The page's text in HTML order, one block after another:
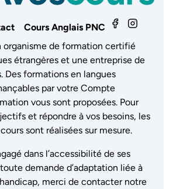
Cours Anglais PNC
organisme de formation certifié
étrangères et une entreprise de
Des formations en langues
par votre Compte
vous sont proposées. Pour
et répondre à vos besoins, les
sont réalisées sur mesure.
dans l’accessibilité de ses
demande d’adaptation liée à
merci de contacter notre